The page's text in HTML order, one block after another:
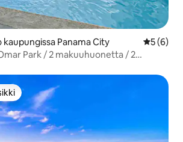
Panama City
5 (6)
Park / 2 makuuhuonetta / 2
parhaimmistoa